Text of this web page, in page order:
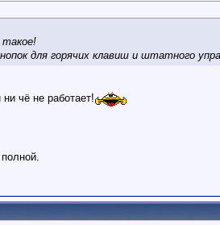
такое!
для горячих клавиш и штатного
чё не работает!